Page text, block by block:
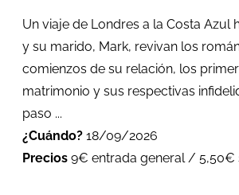
Un viaje de Londres a la Costa Azul
y su marido, Mark, revivan los
comienzos de su relación, los
matrimonio y sus respectivas
paso ...
¿Cuándo? 18/09/2026
Precios 9€ entrada general / 5,50€